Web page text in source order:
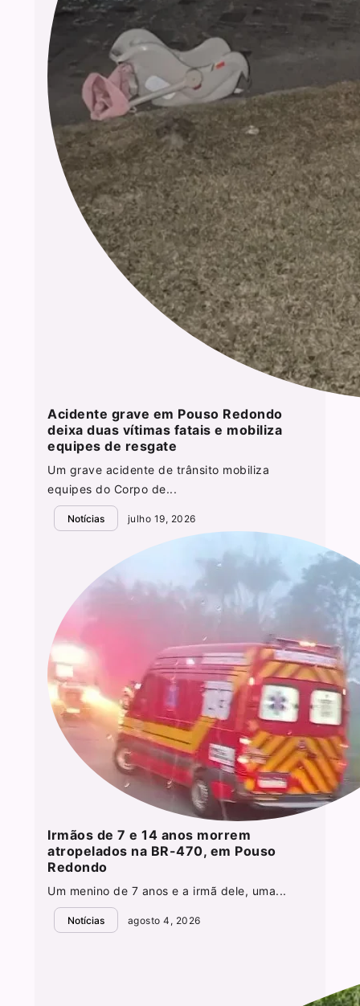
Acidente grave em Pouso Redondo
deixa duas vítimas fatais e mobiliza
equipes de resgate
Um grave acidente de trânsito mobiliza
equipes do Corpo de...
Notícias julho 19, 2026
Irmãos de 7 e 14 anos morrem
atropelados na BR-470, em Pouso
Redondo
Um menino de 7 anos e a irmã dele, uma...
Notícias agosto 4, 2026